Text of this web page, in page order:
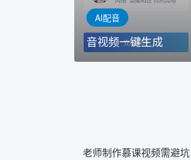
AI配音
音视频一键生成
老师制作慕课视频需避